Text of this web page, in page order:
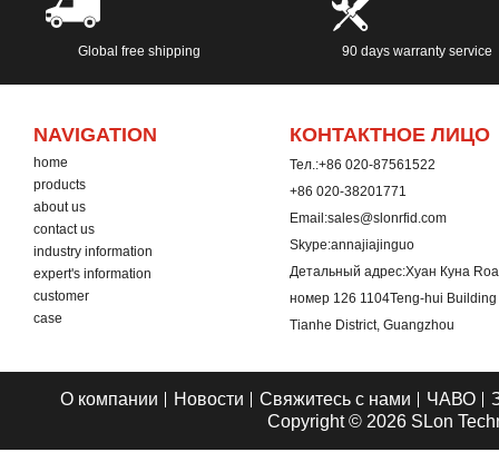
Global free shipping 90 days warranty service
NAVIGATION
home
products
about us
contact us
industry information
expert's information
customer
case
КОНТАКТНОЕ ЛИЦО
Тел.:+86 020-87561522
+86 020-38201771
Email:sales@slonrfid.com
Skype:annajiajinguo
Детальный адрес:Хуан Куна
номер 126 1104Teng-hui
Tianhe District, Guangzhou
О компании Новости Свяжитесь с нами ЧАВО
Copyright © 2026 SLon